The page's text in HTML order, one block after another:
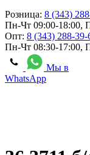
Розница: 8 (343)
Пн-Чт 09:00-18:00,
Опт: 8 (343) 288-39-
Пн-Чт 08:30-17:00,
Мы в
WhatsApp